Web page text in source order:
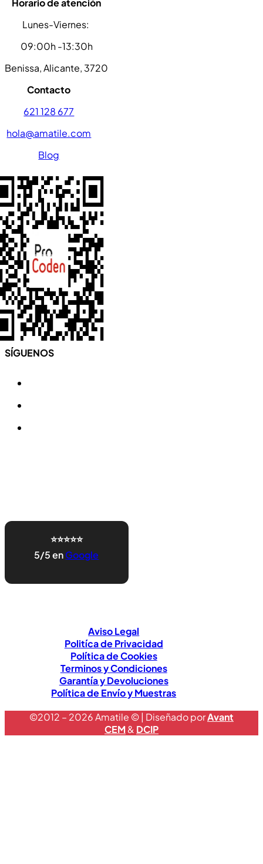
Lunes-Viernes:
09:00h -13:30h
Benissa, Alicante, 3720
Contacto
621 128 677
hola@amatile.com
Blog
SÍGUENOS
⭐⭐⭐⭐⭐
5/5 enGoogle
Aviso Legal
Politíca de Privacidad
Política de Cookies
Terminos y Condiciones
Garantía y Devoluciones
Política de Envío y Muestras
©2012 – 2026 Amatile © | Diseñado porAvant
CEM& DCIP